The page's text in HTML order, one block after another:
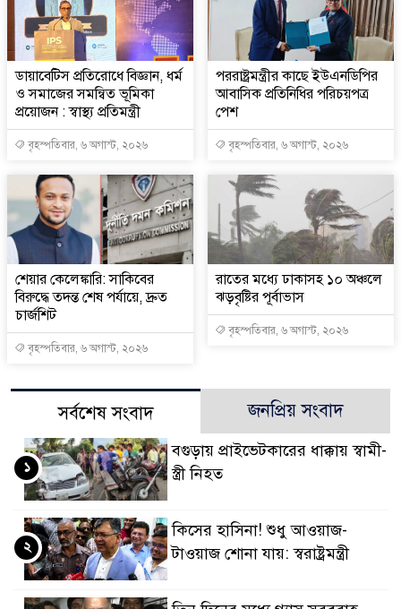
ডায়াবেটিস প্রতিরোধে বিজ্ঞান, ধর্ম
ও সমাজের সমন্বিত ভূমিকা
প্রয়োজন : স্বাস্থ্য প্রতিমন্ত্রী
বৃহস্পতিবার, ৬ অগাস্ট, ২০২৬
পররাষ্ট্রমন্ত্রীর কা‌ছে ইউএনডিপির
আবাসিক প্রতিনিধির পরিচয়পত্র
পেশ
বৃহস্পতিবার, ৬ অগাস্ট, ২০২৬
শেয়ার কেলেঙ্কারি: সাকিবের
বিরুদ্ধে তদন্ত শেষ পর্যায়ে, দ্রুত
চার্জশিট
বৃহস্পতিবার, ৬ অগাস্ট, ২০২৬
রাতের মধ্যে ঢাকাসহ ১০ অঞ্চলে
ঝড়বৃষ্টির পূর্বাভাস
বৃহস্পতিবার, ৬ অগাস্ট, ২০২৬
সর্বশেষ সংবাদ জনপ্রিয় সংবাদ
বগুড়ায় প্রাইভেটকারের ধাক্কায় স্বামী-
স্ত্রী নিহত
১
কিসের হাসিনা! শুধু আওয়াজ-
টাওয়াজ শোনা যায়: স্বরাষ্ট্রমন্ত্রী
২